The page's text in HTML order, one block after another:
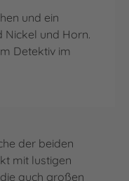
und ein
Nickel und Horn.
Detektiv im
der beiden
mit lustigen
auch großen